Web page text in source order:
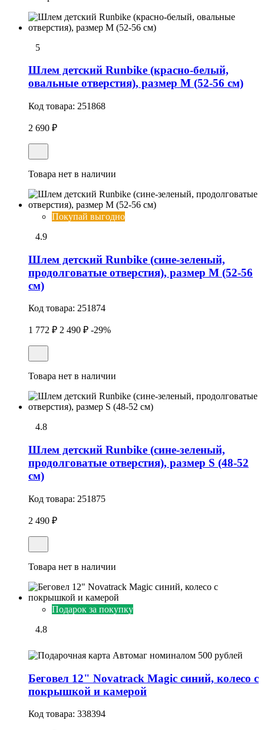
5
Шлем детский Runbike (красно-белый,
овальные отверстия), размер M (52-56 см)
Код товара: 251868
2 690 ₽
Товара нет в наличии
Покупай выгодно
4.9
Шлем детский Runbike (сине-зеленый,
продолговатые отверстия), размер M (52-56
см)
Код товара: 251874
1 772 ₽ 2 490 ₽ -29%
Товара нет в наличии
4.8
Шлем детский Runbike (сине-зеленый,
продолговатые отверстия), размер S (48-52
см)
Код товара: 251875
2 490 ₽
Товара нет в наличии
Подарок за покупку
4.8
Беговел 12" Novatrack Magic синий, колесо с
покрышкой и камерой
Код товара: 338394